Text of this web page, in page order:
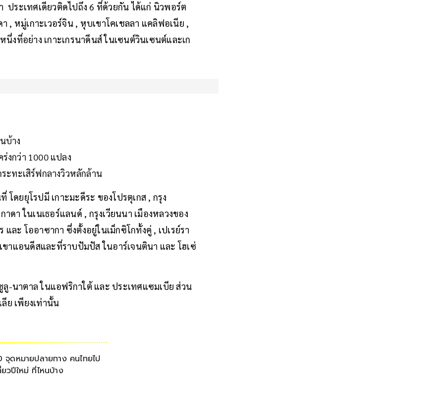
ระเทศเดียวติดไปถึง 6 ที่ด้วยกัน ได้แก่ นิวพอร์ต
, หมู่เกาะเวอร์จิน , หุบเขาโคเชลลา แคลิฟอเนีย ,
งที่อย่าง เกาะเกรนาดีนส์ ในเซนต์วินเซนต์และเก
บ้าง
งกว่า 1000 แปลง
ะทะเสิร์ฟกลางวิวหลักล้าน
โดยยุโรปมี เกาะมะดีระ ของโปรตุเกส , กรุง
ดา ในเนเธอร์แลนด์ , กรุงเวียนนา เมืองหลวงของ
ละ โออาซากา ซึ่งตั้งอยู่ในเม็กซิโกทั้งคู่ , เปเรย์รา
ขาแอนดีสและที่ราบปัมปัส ในอาร์เจนตินา และ โฮเซ่
-นาตาล ในแอฟริกาใต้ และ ประเทศแซมเบีย ส่วน
ย เพียงเท่านั้น
จุดหมายปลายทาง คนไทยไป
ยวปีใหม่ ที่ไหนบ้าง